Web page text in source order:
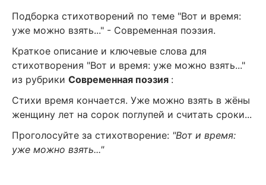
Подборка стихотворений по теме "Вот и время:
уже можно взять..." - Современная поэзия.
Краткое описание и ключевые слова для
стихотворения "Вот и время: уже можно взять..."
из рубрики Современная поэзия :
Стихи время кончается. Уже можно взять в жёны
женщину лет на сорок поглупей и считать сроки...
Проголосуйте за стихотворение: "Вот и время:
уже можно взять..."